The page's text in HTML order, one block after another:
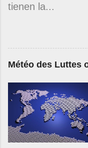
tienen la...
Météo des Luttes